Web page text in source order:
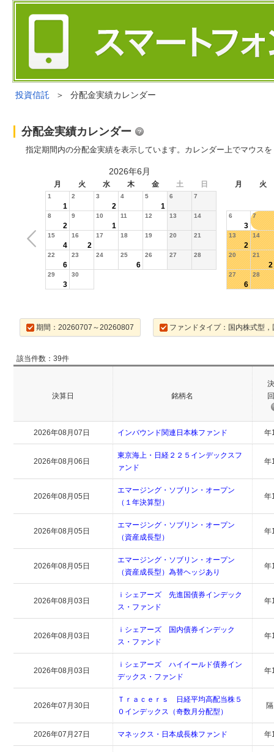
投資信託 ＞ 分配金実績カレンダー
分配金実績カレンダー
指定期間内の分配金実績を表示しています。カレンダー上でマウス
2026年6月
月 火 水 木 金 土 日 月 火
1
1
2 3
2
4 5
1
6 7
8
2
9 10
1
11 12 13 14
15
4
16
2
17 18 19 20 21
22
6
23 24 25
6
26 27 28
29
3
30
6
3
7
13
2
14
20 21
2
27
6
28
期間：20260707～20260807 ファンドタイプ：国内株式型
該当件数：39件
決算日 銘柄名
2026年08月07日 インバウンド関連日本株ファンド 年
2026年08月06日
東京海上・日経２２５インデックスフ
ァンド
年
2026年08月05日
エマージング・ソブリン・オープン
（１年決算型）
年
2026年08月05日
エマージング・ソブリン・オープン
（資産成長型）
年
2026年08月05日
エマージング・ソブリン・オープン
（資産成長型）為替ヘッジあり
年
2026年08月03日
ｉシェアーズ 先進国債券インデック
ス・ファンド
年
2026年08月03日
ｉシェアーズ 国内債券インデック
ス・ファンド
年
2026年08月03日
ｉシェアーズ ハイイールド債券イン
デックス・ファンド
年
2026年07月30日
Ｔｒａｃｅｒｓ 日経平均高配当株５
０インデックス（奇数月分配型）
2026年07月27日 マネックス・日本成長株ファンド 年